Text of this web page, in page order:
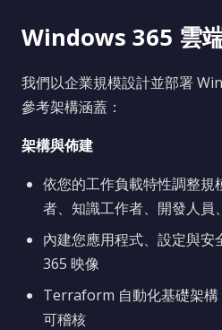
Windows 365 雲
我們以企業規模設計並部署
參考架構涵蓋：
架構與佈建
依您的工作負載特性調整規
者、知識工作者、開發人員
內建您應用程式、設定與
365 映像
Terraform 自動化基礎架構
可稽核